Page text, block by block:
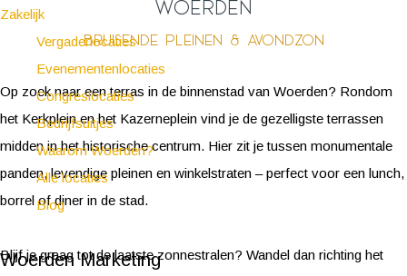
Zakelijk
Vergaderlocaties
Evenementenlocaties
Congreslocaties
Bedrijfsuitjes
Waarom Woerden?
Alle locaties
Blog
Woerden Marketing
Woerden
bruisende pleinen & avondzon
Op zoek naar een terras in de binnenstad van Woerden? Rondom
het Kerkplein en het Kazerneplein vind je de gezelligste terrassen
midden in het historische centrum. Hier zit je tussen monumentale
panden, levendige pleinen en winkelstraten – perfect voor een lunch,
borrel of diner in de stad.
Blijf je graag tot de laatste zonnestralen? Wandel dan richting het